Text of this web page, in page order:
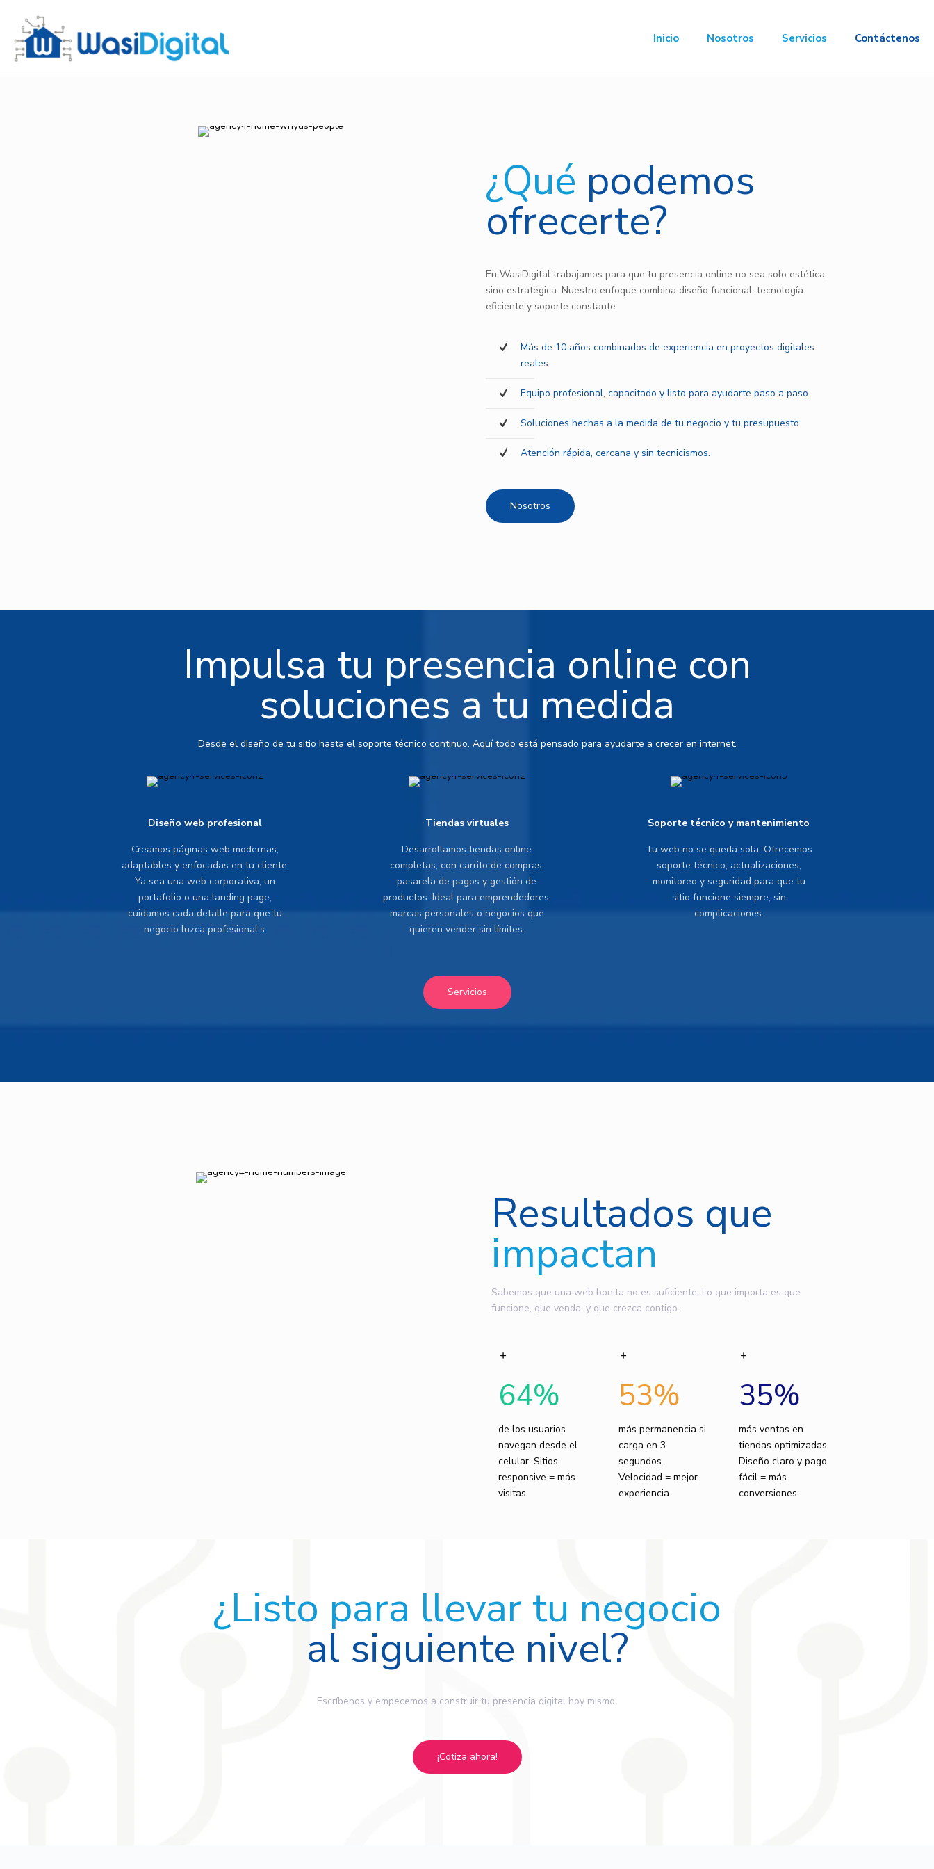
Inicio Nosotros Servicios Contáctenos
¿Qué podemos
ofrecerte?
En WasiDigital trabajamos para que tu presencia online no sea solo estética,
sino estratégica. Nuestro enfoque combina diseño funcional, tecnología
eficiente y soporte constante.
Más de 10 años combinados de experiencia en proyectos digitales
reales.
Equipo profesional, capacitado y listo para ayudarte paso a paso.
Soluciones hechas a la medida de tu negocio y tu presupuesto.
Atención rápida, cercana y sin tecnicismos.
Nosotros
Impulsa tu presencia online con
soluciones a tu medida
Desde el diseño de tu sitio hasta el soporte técnico continuo. Aquí todo está pensado para ayudarte a crecer en internet.
Diseño web profesional
Creamos páginas web modernas,
adaptables y enfocadas en tu cliente.
Ya sea una web corporativa, un
portafolio o una landing page,
cuidamos cada detalle para que tu
negocio luzca profesional.s.
Tiendas virtuales
Desarrollamos tiendas online
completas, con carrito de compras,
pasarela de pagos y gestión de
productos. Ideal para emprendedores,
marcas personales o negocios que
quieren vender sin límites.
Soporte técnico y mantenimiento
Tu web no se queda sola. Ofrecemos
soporte técnico, actualizaciones,
monitoreo y seguridad para que tu
sitio funcione siempre, sin
complicaciones.
Servicios
Resultados que
impactan
Sabemos que una web bonita no es suficiente. Lo que importa es que
funcione, que venda, y que crezca contigo.
64%
de los usuarios
navegan desde el
celular. Sitios
responsive = más
visitas.
53%
más permanencia si
carga en 3
segundos.
Velocidad = mejor
experiencia.
35%
más ventas en
tiendas optimizadas
Diseño claro y pago
fácil = más
conversiones.
¿Listo para llevar tu negocio
al siguiente nivel?
Escríbenos y empecemos a construir tu presencia digital hoy mismo.
¡Cotiza ahora!